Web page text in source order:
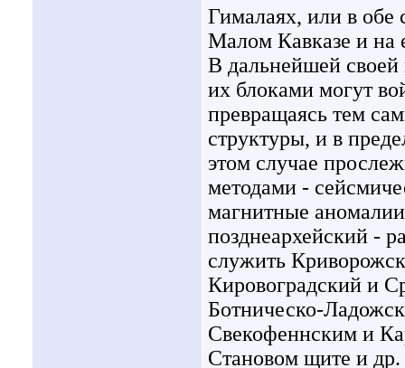
Гималаях, или в обе
Малом Кавказе и на
В дальнейшей
их блоками могут
превращаясь тем
структуры, и в
этом случае
методами -
магнитные
позднеархейский -
служить
Кировоградский и
Ботническо-
Свекофеннским и
Становом щите и др.